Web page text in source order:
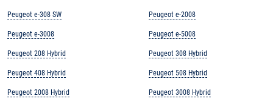
Peugeot e-308 SW
Peugeot e-3008
Peugeot 208 Hybrid
Peugeot 408 Hybrid
Peugeot 2008 Hybrid
Peugeot e-2008
Peugeot e-5008
Peugeot 308 Hybrid
Peugeot 508 Hybrid
Peugeot 3008 Hybrid